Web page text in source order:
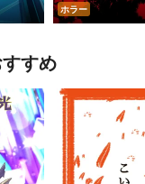
ホラー
すめ